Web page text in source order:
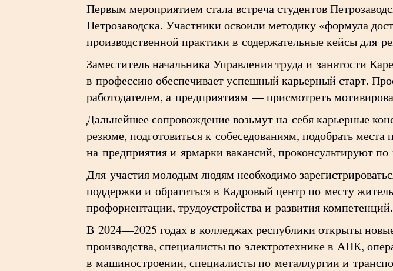
Первым мероприятием стала встреча студентов
Петрозаводска. Участники освоили методику «формула
производственной практики в содержательные кейсы для
Заместитель начальника Управления труда и занятости
в профессию обеспечивает успешный карьерный старт.
работодателем, а предприятиям — присмотреть
Дальнейшее сопровождение возьмут на себя карьерные
резюме, подготовиться к собеседованиям, подобрать
на предприятия и ярмарки вакансий, проконсультируют
Для участия молодым людям необходимо
поддержки и обратиться в Кадровый центр по месту
профориентации, трудоустройства и развития компетенций.
В 2024—2025 годах в колледжах республики открыты
производства, специалисты по электротехнике в АПК,
в машиностроении, специалисты по металлургии и